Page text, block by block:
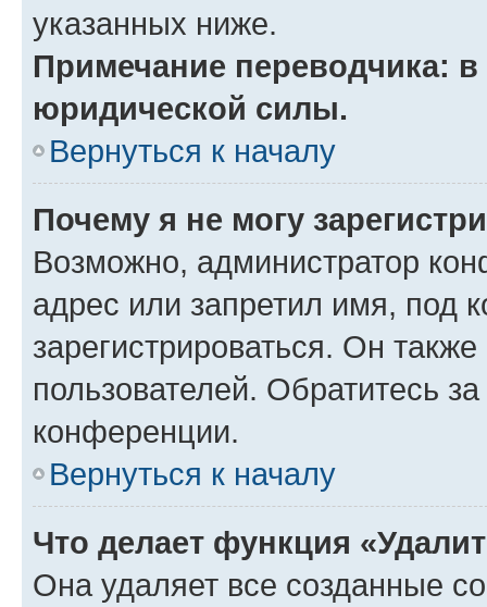
указанных ниже.
Примечание переводчика:
юридической силы.
Вернуться к началу
Почему я не могу
Возможно, администратор
адрес или запретил имя, под
зарегистрироваться. Он
пользователей. Обратитесь
конференции.
Вернуться к началу
Что делает функция
Она удаляет все созданные